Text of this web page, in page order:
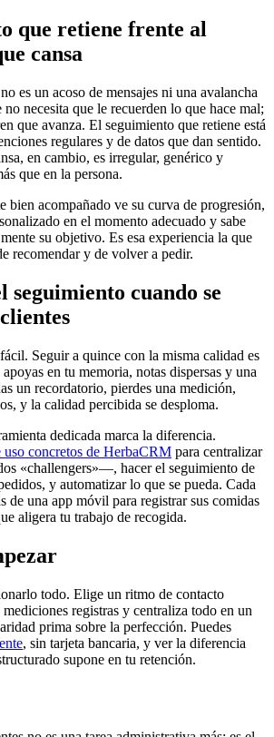
que retiene frente al
cansa
es un acoso de mensajes ni una avalancha
necesita que le recuerden lo que hace mal;
que avanza. El seguimiento que retiene está
regulares y de datos que dan sentido.
en cambio, es irregular, genérico y
que en la persona.
bien acompañado ve su curva de progresión,
en el momento adecuado y sabe
su objetivo. Es esa experiencia la que
recomendar y de volver a pedir.
cuando se
Seguir a quince con la misma calidad es
en tu memoria, notas dispersas y una
un recordatorio, pierdes una medición,
y la calidad percibida se desploma.
dedicada marca la diferencia.
uso concretos de HerbaCRM para centralizar
«challengers»—, hacer el seguimiento de
y automatizar lo que se pueda. Cada
de una app móvil para registrar sus comidas
aligera tu trabajo de recogida.
todo. Elige un ritmo de contacto
registras y centraliza todo en un
prima sobre la perfección. Puedes
, sin tarjeta bancaria, y ver la diferencia
supone en tu retención.